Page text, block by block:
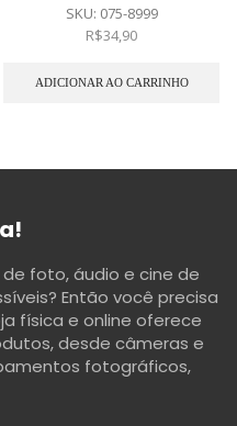
SKU: 075-8999
R$34,90
ADICIONAR AO CARRINHO
foto, áudio e cine de
Então você precisa
física e online oferece
desde câmeras e
fotográficos,